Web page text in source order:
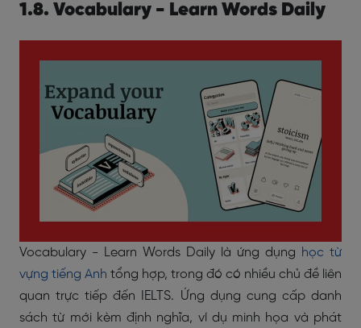
1.8. Vocabulary - Learn Words Daily
Vocabulary - Learn Words Daily là ứng dụng học từ
vựng tiếng Anh tổng hợp, trong đó có nhiều chủ đề liên
quan trực tiếp đến IELTS. Ứng dụng cung cấp danh
sách từ mới kèm định nghĩa, ví dụ minh họa và phát